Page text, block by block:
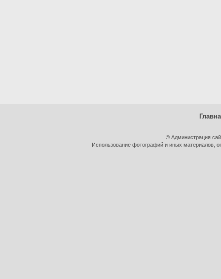
© Администрация
Использование фотографий и иных материалов,